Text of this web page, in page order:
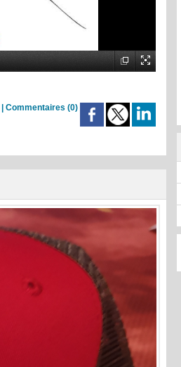
Commentaires (0)